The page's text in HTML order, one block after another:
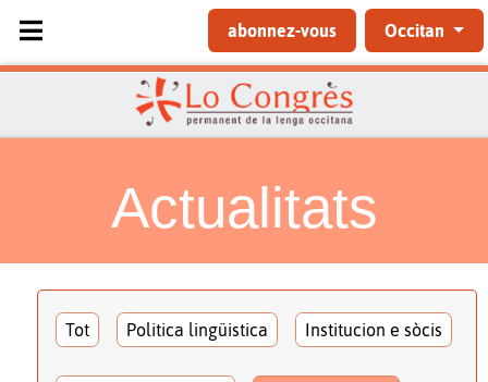
Sélectionnez votre langue
abonnez-vous Occitan
Actualitats
Tot Politica lingüistica Institucion e sòcis